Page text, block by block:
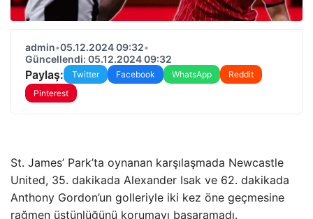
admin•05.12.2024 09:32•
Güncellendi: 05.12.2024 09:32
Paylaş: Twitter Facebook WhatsApp
Reddit
Pinterest
St. James’ Park’ta oynanan karşılaşmada Newcastle
United, 35. dakikada Alexander Isak ve 62. dakikada
Anthony Gordon’un golleriyle iki kez öne geçmesine
rağmen üstünlüğünü korumayı başaramadı.